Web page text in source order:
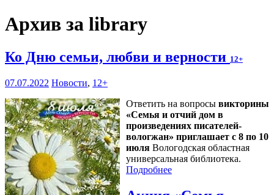
Архив за library
Ко Дню семьи, любви и верности 12+
07.07.2022 Новости, 12+
Ответить на вопросы викторины
«Семья и отчий дом в
произведениях писателей-
вологжан» приглашает с 8 по 10
июля Вологодская областная
универсальная библиотека.
Подробнее